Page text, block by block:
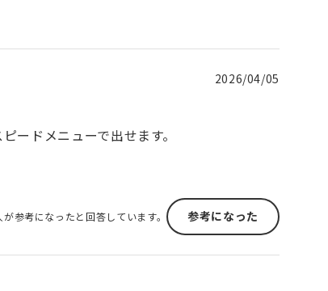
2026/04/05
ードメニューで出せます。
が参考になったと回答しています。 参考になった